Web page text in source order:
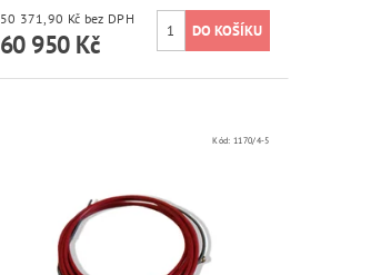
50 371,90 Kč bez DPH
60 950 Kč
Kód:1170/4-5